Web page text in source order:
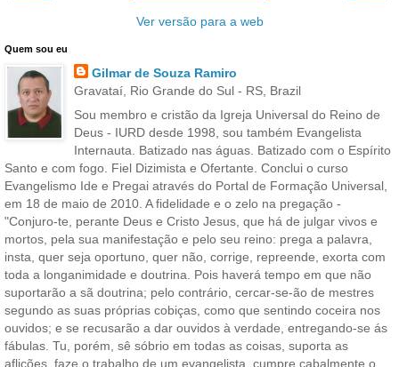
Ver versão para a web
Quem sou eu
Gilmar de Souza Ramiro
Gravataí, Rio Grande do Sul - RS, Brazil
Sou membro e cristão da Igreja Universal do Reino de
Deus - IURD desde 1998, sou também Evangelista
Internauta. Batizado nas águas. Batizado com o Espírito
Santo e com fogo. Fiel Dizimista e Ofertante. Conclui o curso
Evangelismo Ide e Pregai através do Portal de Formação Universal,
em 18 de maio de 2010. A fidelidade e o zelo na pregação -
"Conjuro-te, perante Deus e Cristo Jesus, que há de julgar vivos e
mortos, pela sua manifestação e pelo seu reino: prega a palavra,
insta, quer seja oportuno, quer não, corrige, repreende, exorta com
toda a longanimidade e doutrina. Pois haverá tempo em que não
suportarão a sã doutrina; pelo contrário, cercar-se-ão de mestres
segundo as suas próprias cobiças, como que sentindo coceira nos
ouvidos; e se recusarão a dar ouvidos à verdade, entregando-se ás
fábulas. Tu, porém, sê sóbrio em todas as coisas, suporta as
aflições, faze o trabalho de um evangelista, cumpre cabalmente o